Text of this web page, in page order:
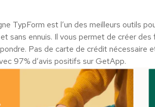
TypForm est l’un des meilleurs outils
sans ennuis. Il vous permet de créer
Pas de carte de crédit nécessaire
97% d’avis positifs sur GetApp.